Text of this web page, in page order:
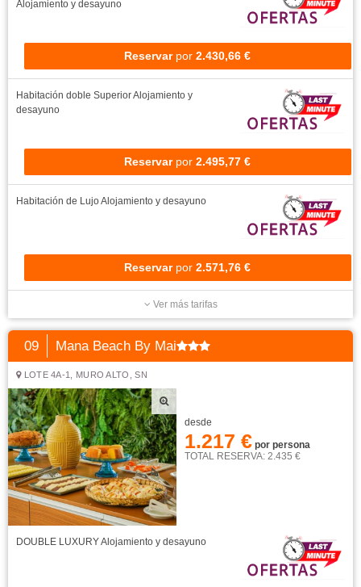
Alojamiento y desayuno
Reservar por 2.430,66 €
Habitación doble SuperiorAlojamiento y
desayuno
Reservar por 2.495,77 €
Habitación de LujoAlojamiento y desayuno
Reservar por 2.571,76 €
Ver más tarifas
09 Mana Beach By Mai
LOTE 4A-1, MURO ALTO, SN
desde
1.217 € por persona
TOTAL RESERVA: 2.435 €
DOUBLE LUXURYAlojamiento y desayuno